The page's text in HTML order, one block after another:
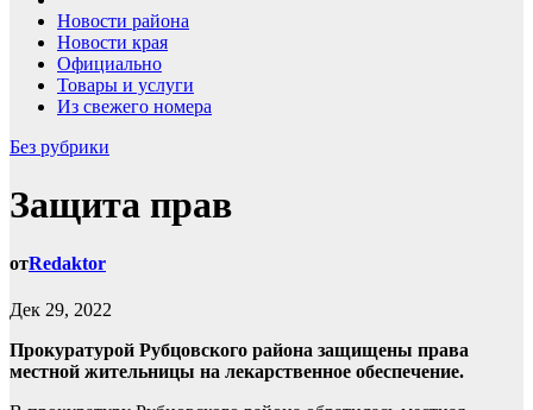
Новости района
Новости края
Официально
Товары и услуги
Из свежего номера
Без рубрики
Защита прав
отRedaktor
Дек 29, 2022
Прокуратурой Рубцовского района защищены права
местной жительницы на лекарственное обеспечение.